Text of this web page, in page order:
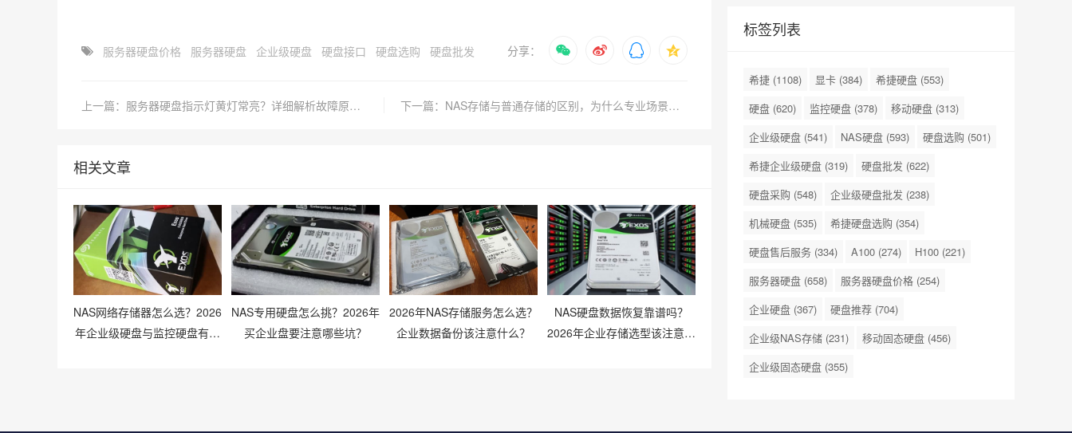
服务器硬盘价格 服务器硬盘 企业级硬盘 硬盘接口 硬盘选购 硬盘批发 分享：
上一篇：服务器硬盘指示灯黄灯常亮？详细解析故障原因与应对方法 下一篇：NAS存储与普通存储的区别，为什么专业场景更依赖NAS？
相关文章
NAS网络存储器怎么选？2026
年企业级硬盘与监控硬盘有什
NAS专用硬盘怎么挑？2026年
买企业盘要注意哪些坑？
2026年NAS存储服务怎么选？
企业数据备份该注意什么？
NAS硬盘数据恢复靠谱吗？
2026年企业存储选型该注意什
标签列表
希捷 (1108) 显卡 (384) 希捷硬盘 (553)
硬盘 (620) 监控硬盘 (378) 移动硬盘 (313)
企业级硬盘 (541) NAS硬盘 (593) 硬盘选购 (501)
希捷企业级硬盘 (319) 硬盘批发 (622)
硬盘采购 (548) 企业级硬盘批发 (238)
机械硬盘 (535) 希捷硬盘选购 (354)
硬盘售后服务 (334) A100 (274) H100 (221)
服务器硬盘 (658) 服务器硬盘价格 (254)
企业硬盘 (367) 硬盘推荐 (704)
企业级NAS存储 (231) 移动固态硬盘 (456)
企业级固态硬盘 (355)